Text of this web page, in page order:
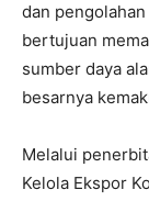
I've read and
dan
bertujuan
sumber daya
besarnya
Melalui
Kelola Ekspor